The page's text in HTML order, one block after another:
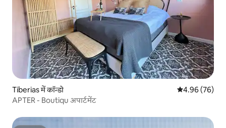
Tiberias में कॉन्डो औसत रेटिंग 5 में
4.96 (76)
APTER - Boutiqu अपार्टमेंट